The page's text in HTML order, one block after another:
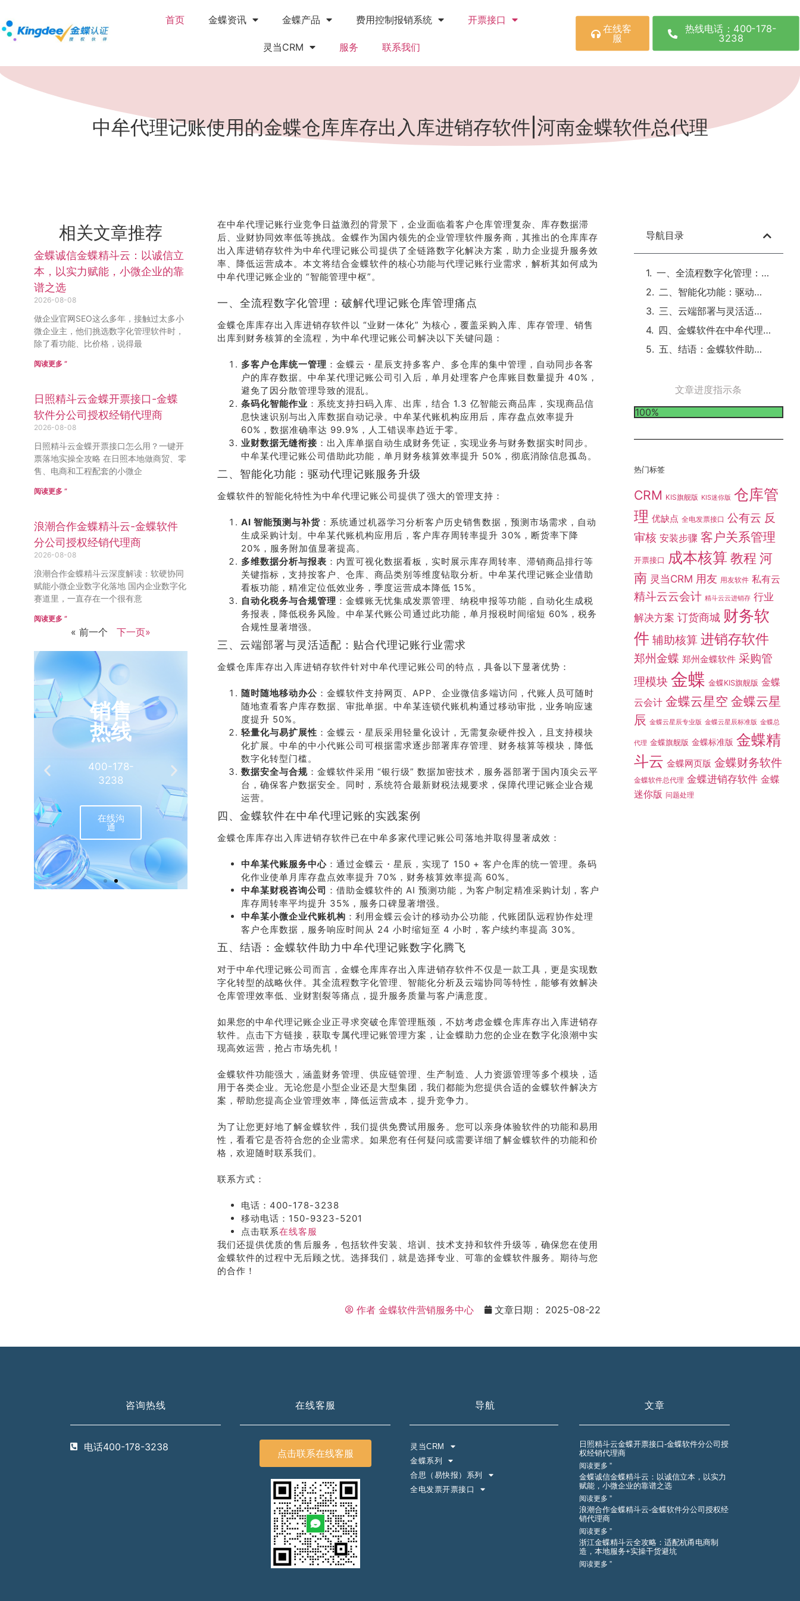
首页 金蝶资讯 金蝶产品 费用控制报销系统 开票接口
灵当CRM 服务 联系我们
在线客
服
热线电话：400-178-
3238
中牟代理记账使用的金蝶仓库库存出入库进销存软件|河南金蝶软件总代理
相关文章推荐
金蝶诚信金蝶精斗云：以诚信立
本，以实力赋能，小微企业的靠
谱之选
2026-08-08
做企业官网SEO这么多年，接触过太多小
微企业主，他们挑选数字化管理软件时，
除了看功能、比价格，说得最
阅读更多 ”
日照精斗云金蝶开票接口-金蝶
软件分公司授权经销代理商
2026-08-08
日照精斗云金蝶开票接口怎么用？一键开
票落地实操全攻略 在日照本地做商贸、零
售、电商和工程配套的小微企
阅读更多 ”
浪潮合作金蝶精斗云-金蝶软件
分公司授权经销代理商
2026-08-08
浪潮合作金蝶精斗云深度解读：软硬协同
赋能小微企业数字化落地 国内企业数字化
赛道里，一直存在一个很有意
阅读更多 ”
« 前一个 下一页»
销售
热线
400-178-
3238
在线沟
通
推荐
有礼
介绍客户豪礼
相送
联系我
销售
热线
400-178-
3238
在线沟
在中牟代理记账行业竞争日益激烈的背景下，企业面临着客户仓库管理复杂、库存数据滞
后、业财协同效率低等挑战。金蝶作为国内领先的企业管理软件服务商，其推出的仓库库存
出入库进销存软件为中牟代理记账公司提供了全链路数字化解决方案，助力企业提升服务效
率、降低运营成本。本文将结合金蝶软件的核心功能与代理记账行业需求，解析其如何成为
中牟代理记账企业的 “智能管理中枢”。
一、全流程数字化管理：破解代理记账仓库管理痛点
金蝶仓库库存出入库进销存软件以 “业财一体化” 为核心，覆盖采购入库、库存管理、销售
出库到财务核算的全流程，为中牟代理记账公司解决以下关键问题：
多客户仓库统一管理 ：金蝶云・星辰支持多客户、多仓库的集中管理，自动同步各客
户的库存数据。中牟某代理记账公司引入后，单月处理客户仓库账目数量提升 40%，
避免了因分散管理导致的混乱。
条码化智能作业 ：系统支持扫码入库、出库，结合 1.3 亿智能云商品库，实现商品信
息快速识别与出入库数据自动记录。中牟某代账机构应用后，库存盘点效率提升
60%，数据准确率达 99.9%，人工错误率趋近于零。
业财数据无缝衔接 ：出入库单据自动生成财务凭证，实现业务与财务数据实时同步。
中牟某代理记账公司借助此功能，单月财务核算效率提升 50%，彻底消除信息孤岛。
二、智能化功能：驱动代理记账服务升级
金蝶软件的智能化特性为中牟代理记账公司提供了强大的管理支持：
AI 智能预测与补货：系统通过机器学习分析客户历史销售数据，预测市场需求，自动
生成采购计划。中牟某代账机构应用后，客户库存周转率提升 30%，断货率下降
20%，服务附加值显著提高。
多维数据分析与报表 ：内置可视化数据看板，实时展示库存周转率、滞销商品排行等
关键指标，支持按客户、仓库、商品类别等维度钻取分析。中牟某代理记账企业借助
看板功能，精准定位低效业务，季度运营成本降低 15%。
自动化税务与合规管理 ：金蝶账无忧集成发票管理、纳税申报等功能，自动化生成税
务报表，降低税务风险。中牟某代账公司通过此功能，单月报税时间缩短 60%，税务
合规性显著增强。
三、云端部署与灵活适配：贴合代理记账行业需求
金蝶仓库库存出入库进销存软件针对中牟代理记账公司的特点，具备以下显著优势：
随时随地移动办公：金蝶软件支持网页、APP、企业微信多端访问，代账人员可随时
随地查看客户库存数据、审批单据。中牟某连锁代账机构通过移动审批，业务响应速
度提升 50%。
轻量化与易扩展性 ：金蝶云・星辰采用轻量化设计，无需复杂硬件投入，且支持模块
化扩展。中牟的中小代账公司可根据需求逐步部署库存管理、财务核算等模块，降低
数字化转型门槛。
数据安全与合规：金蝶软件采用 “银行级” 数据加密技术，服务器部署于国内顶尖云平
台，确保客户数据安全。同时，系统符合最新财税法规要求，保障代理记账企业合规
运营。
四、金蝶软件在中牟代理记账的实践案例
金蝶仓库库存出入库进销存软件已在中牟多家代理记账公司落地并取得显著成效：
中牟某代账服务中心：通过金蝶云・星辰，实现了 150 + 客户仓库的统一管理。条码
化作业使单月库存盘点效率提升 70%，财务核算效率提高 60%。
中牟某财税咨询公司 ：借助金蝶软件的 AI 预测功能，为客户制定精准采购计划，客户
库存周转率平均提升 35%，服务口碑显著增强。
中牟某小微企业代账机构 ：利用金蝶云会计的移动办公功能，代账团队远程协作处理
客户仓库数据，服务响应时间从 24 小时缩短至 4 小时，客户续约率提高 30%。
五、结语：金蝶软件助力中牟代理记账数字化腾飞
对于中牟代理记账公司而言，金蝶仓库库存出入库进销存软件不仅是一款工具，更是实现数
字化转型的战略伙伴。其全流程数字化管理、智能化分析及云端协同等特性，能够有效解决
仓库管理效率低、业财割裂等痛点，提升服务质量与客户满意度。
如果您的中牟代理记账企业正寻求突破仓库管理瓶颈，不妨考虑金蝶仓库库存出入库进销存
软件。点击下方链接，获取专属代理记账管理方案，让金蝶助力您的企业在数字化浪潮中实
现高效运营，抢占市场先机！
金蝶软件功能强大，涵盖财务管理、供应链管理、生产制造、人力资源管理等多个模块，适
用于各类企业。无论您是小型企业还是大型集团，我们都能为您提供合适的金蝶软件解决方
案，帮助您提高企业管理效率，降低运营成本，提升竞争力。
为了让您更好地了解金蝶软件，我们提供免费试用服务。您可以亲身体验软件的功能和易用
性，看看它是否符合您的企业需求。如果您有任何疑问或需要详细了解金蝶软件的功能和价
格，欢迎随时联系我们。
联系方式：
电话：400-178-3238
移动电话：150-9323-5201
点击联系在线客服
我们还提供优质的售后服务，包括软件安装、培训、技术支持和软件升级等，确保您在使用
金蝶软件的过程中无后顾之忧。选择我们，就是选择专业、可靠的金蝶软件服务。期待与您
的合作！
作者金蝶软件营销服务中心 文章日期： 2025-08-22
导航目录
一、全流程数字化管理：破解代理记账仓库管理痛点
二、智能化功能：驱动代理记账服务升级
三、云端部署与灵活适配：贴合代理记账行业需求
四、金蝶软件在中牟代理记账的实践案例
五、结语：金蝶软件助力中牟代理记账数字化腾飞
文章进度指示条
100%
热门标签
CRM KIS旗舰版 KIS迷你版 仓库管
理 优缺点 全电发票接口 公有云 反
审核 安装步骤 客户关系管理
开票接口 成本核算 教程 河
南 灵当CRM 用友 用友软件 私有云
精斗云云会计 精斗云云进销存 行业
解决方案 订货商城 财务软
件 辅助核算 进销存软件
郑州金蝶 郑州金蝶软件 采购管
理模块 金蝶 金蝶KIS旗舰版 金蝶
云会计 金蝶云星空 金蝶云星
辰 金蝶云星辰专业版 金蝶云星辰标准版 金蝶总
代理 金蝶旗舰版 金蝶标准版 金蝶精
斗云 金蝶网页版 金蝶财务软件
金蝶软件总代理 金蝶进销存软件 金蝶
迷你版 问题处理
咨询热线
电话400-178-3238
在线客服
点击联系在线客服
导航
灵当CRM
金蝶系列
合思（易快报）系列
全电发票开票接口
文章
日照精斗云金蝶开票接口-金蝶软件分公司授
权经销代理商
阅读更多 ”
金蝶诚信金蝶精斗云：以诚信立本，以实力
赋能，小微企业的靠谱之选
阅读更多 ”
浪潮合作金蝶精斗云-金蝶软件分公司授权经
销代理商
阅读更多 ”
浙江金蝶精斗云全攻略：适配杭甬电商制
造，本地服务+实操干货避坑
阅读更多 ”